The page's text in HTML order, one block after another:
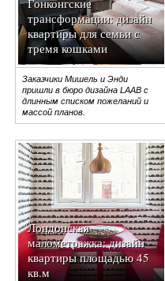
Гонконгские
трансформации: дизайн
квартиры для семьи с
тремя кошками
Заказчики Мишель и Энди
пришли в бюро дизайна LAAB с
длинным списком пожеланий и
массой планов.
Лондонская
малометражка: дизайн
квартиры площадью 45
кв.м